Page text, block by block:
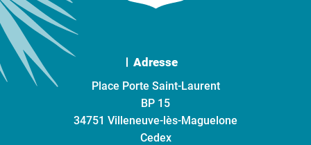
Adresse
Place Porte Saint-Laurent
BP 15
34751 Villeneuve-lès-Maguelone
Cedex